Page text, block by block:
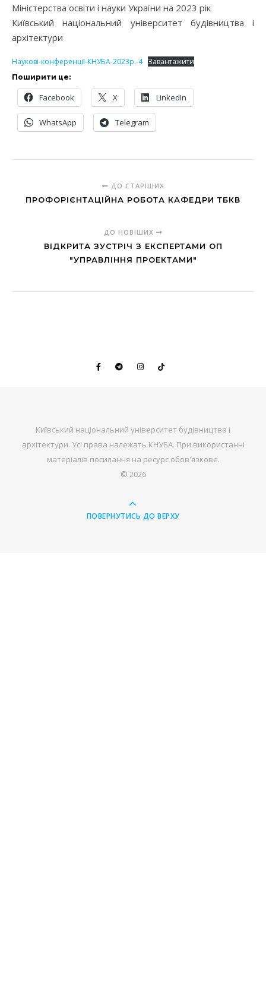
Міністерства освіти і науки України на 2023 рік
Київський національний університет будівництва і
архітектури
Наукові-конференції-КНУБА-2023р.-4 Завантажити
Поширити це:
Facebook X LinkedIn
WhatsApp Telegram
ДО СТАРІШИХ
ПРОФОРІЄНТАЦІЙНА РОБОТА КАФЕДРИ ТБКВ
ДО НОВІШИХ
ВІДКРИТА ЗУСТРІЧ З ЕКСПЕРТАМИ ОП
"УПРАВЛІННЯ ПРОЕКТАМИ"
Київський національний університет будівництва і
архітектури. Усі права належать КНУБА. При використанні
матеріалів посилання на ресурс обов'язкове.
© 2026
ПОВЕРНУТИСЬ ДО ВЕРХУ